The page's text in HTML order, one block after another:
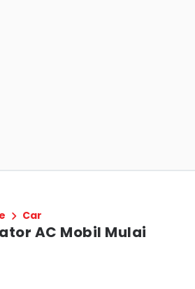
Car
AC Mobil Mulai